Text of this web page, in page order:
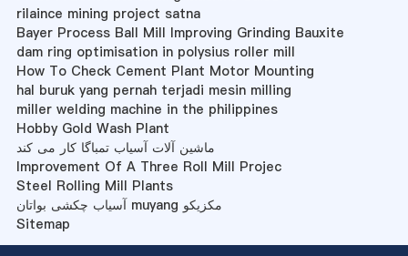
rilaince mining project satna
Bayer Process Ball Mill Improving Grinding Bauxite
dam ring optimisation in polysius roller mill
How To Check Cement Plant Motor Mounting
hal buruk yang pernah terjadi mesin milling
miller welding machine in the philippines
Hobby Gold Wash Plant
ماشین آلات آسیاب تمباگا کار می کند
Improvement Of A Three Roll Mill Projec
Steel Rolling Mill Plants
آسیاب چکشی بواتان muyang مکزیکو
Sitemap